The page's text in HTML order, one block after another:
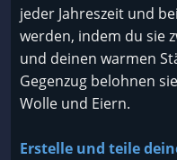
jeder Jahreszeit und
werden, indem du sie
und deinen warmen
Gegenzug belohnen
Wolle und Eiern.
Erstelle und teile